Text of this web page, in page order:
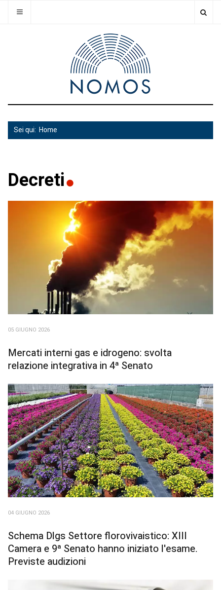
Sei qui: Home
Decreti
05 GIUGNO 2026
Mercati interni gas e idrogeno: svolta
relazione integrativa in 4ª Senato
04 GIUGNO 2026
Schema Dlgs Settore florovivaistico: XIII
Camera e 9ª Senato hanno iniziato l'esame.
Previste audizioni